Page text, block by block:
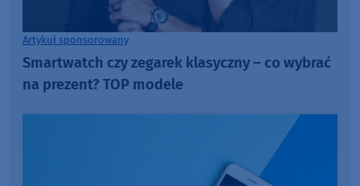
Artykuł sponsorowany
Smartwatch czy zegarek klasyczny – co wybrać
na prezent? TOP modele